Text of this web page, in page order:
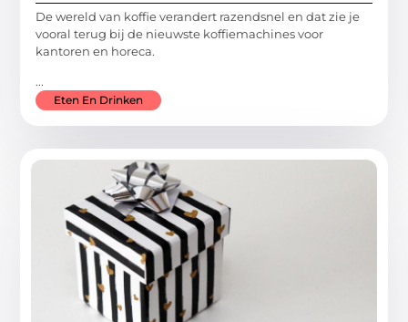
De wereld van koffie verandert razendsnel en dat zie je
vooral terug bij de nieuwste koffiemachines voor
kantoren en horeca.
...
Eten En Drinken